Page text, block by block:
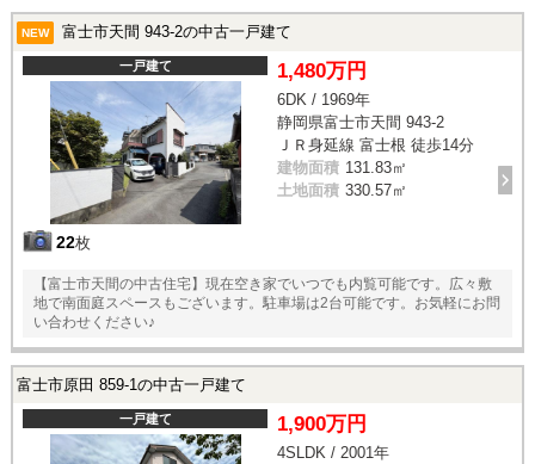
NEW 富士市天間 943-2の中古一戸建て
一戸建て
22枚
1,480万円
6DK / 1969年
静岡県富士市天間 943-2
ＪＲ身延線 富士根 徒歩14分
建物面積 131.83㎡
土地面積 330.57㎡
【富士市天間の中古住宅】現在空き家でいつでも内覧可能です。広々敷
地で南面庭スペースもございます。駐車場は2台可能です。お気軽にお問
い合わせください♪
富士市原田 859-1の中古一戸建て
一戸建て 1,900万円
4SLDK / 2001年